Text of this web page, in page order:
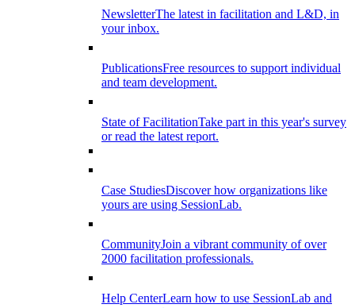
NewsletterThe latest in facilitation and L&D, in
your inbox.
PublicationsFree resources to support individual
and team development.
State of FacilitationTake part in this year's survey
or read the latest report.
Case StudiesDiscover how organizations like
yours are using SessionLab.
CommunityJoin a vibrant community of over
2000 facilitation professionals.
Help CenterLearn how to use SessionLab and